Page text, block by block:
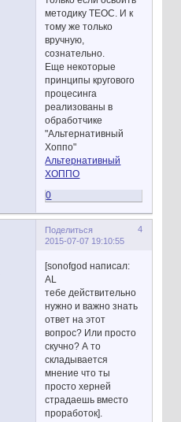
методику ТЕОС. И к
тому же только
вручную,
сознательно.
Еще некоторые
принципы кругового
процесинга
реализованы в
обработчике
"Альтернативный
Хоппо"
Альтернативный
ХОППО
0
Поделиться
4
2015-07-07 19:10:55
[sonofgod написал:
AL
тебе действительно
нужно и важно знать
ответ на этот
вопрос? Или просто
скучно? А то
складывается
мнение что ты
просто херней
страдаешь вместо
проработок].